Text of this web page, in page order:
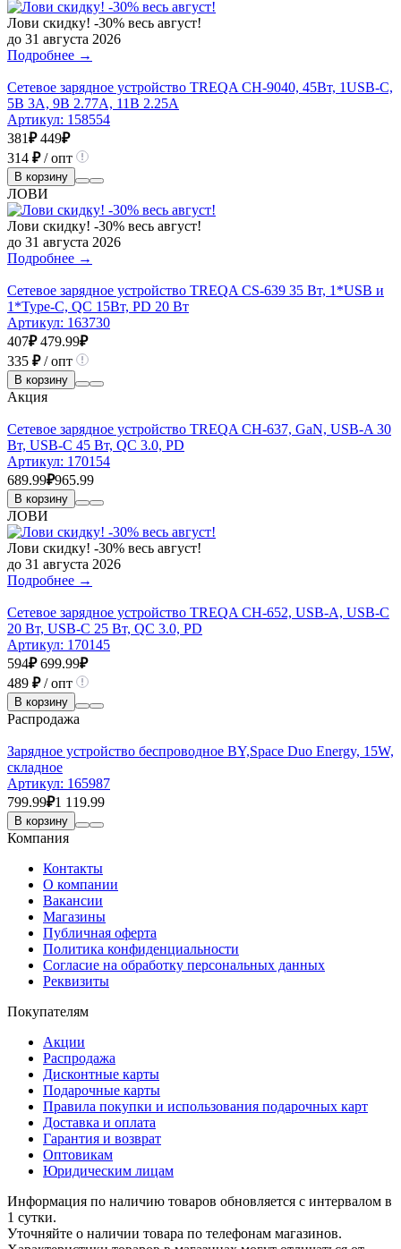
Лови скидку! -30% весь август!
до 31 августа 2026
Подробнее →
Сетевое зарядное устройство TREQA CH-9040, 45Вт, 1USB-C,
5В 3A, 9В 2.77A, 11В 2.25A
Артикул: 158554
381₽ 449₽
314 ₽/ опт
В корзину
ЛОВИ
Лови скидку! -30% весь август!
до 31 августа 2026
Подробнее →
Сетевое зарядное устройство TREQA CS-639 35 Вт, 1*USB и
1*Type-C, QC 15Вт, PD 20 Вт
Артикул: 163730
407₽ 479.99₽
335 ₽/ опт
В корзину
Акция
Сетевое зарядное устройство TREQA CH-637, GaN, USB-A 30
Вт, USB-C 45 Вт, QC 3.0, PD
Артикул: 170154
689.99₽965.99
В корзину
ЛОВИ
Лови скидку! -30% весь август!
до 31 августа 2026
Подробнее →
Сетевое зарядное устройство TREQA CH-652, USB-A, USB-C
20 Вт, USB-C 25 Вт, QC 3.0, PD
Артикул: 170145
594₽ 699.99₽
489 ₽/ опт
В корзину
Распродажа
Зарядное устройство беспроводное BY,Space Duo Energy, 15W,
складное
Артикул: 165987
799.99₽1 119.99
В корзину
Компания
Контакты
О компании
Вакансии
Магазины
Публичная оферта
Политика конфиденциальности
Согласие на обработку персональных данных
Реквизиты
Покупателям
Акции
Распродажа
Дисконтные карты
Подарочные карты
Правила покупки и использования подарочных карт
Доставка и оплата
Гарантия и возврат
Оптовикам
Юридическим лицам
Информация по наличию товаров обновляется с интервалом в
1 сутки.
Уточняйте о наличии товара по телефонам магазинов.